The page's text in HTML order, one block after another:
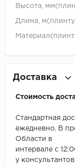
Высота,
Длина,
Доставка
Стоимость
Стандартная
ежедневно. В
Области в
интервале с
у